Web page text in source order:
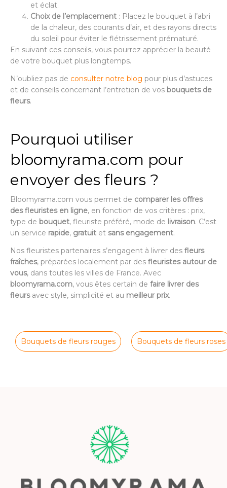
et éclat.
Choix de l’emplacement : Placez le bouquet à l’abri
de la chaleur, des courants d’air, et des rayons directs
du soleil pour éviter le flétrissement prématuré.
En suivant ces conseils, vous pourrez apprécier la beauté
de votre bouquet plus longtemps.
N’oubliez pas de consulter notre blog pour plus d’astuces
et de conseils concernant l’entretien de vos bouquets de
fleurs.
Pourquoi utiliser
bloomyrama.com pour
envoyer des fleurs ?
Bloomyrama.com vous permet de comparer les offres
des fleuristes en ligne, en fonction de vos critères : prix,
type de bouquet, fleuriste préféré, mode de livraison. C’est
un service rapide, gratuit et sans engagement.
Nos fleuristes partenaires s’engagent à livrer des fleurs
fraîches, préparées localement par des fleuristes autour de
vous, dans toutes les villes de France. Avec
bloomyrama.com, vous êtes certain de faire livrer des
fleursavec style, simplicité et au meilleur prix.
Bouquets de fleurs rouges Bouquets de fleurs roses